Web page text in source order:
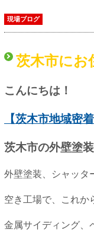
現場ブログ
茨木市にお
こんにちは！
【茨木市地域密
茨木市の外壁塗
外壁塗装、シャッタ
空き工場で、これか
金属サイディング、